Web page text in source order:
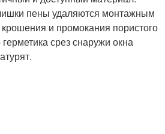
пены удаляются монтажным
и промокания пористого
срез снаружи окна